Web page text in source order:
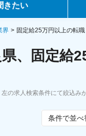
きたい
界 固定給25万円以上の転
、固定給
の求人検索条件にて絞込みが
条件で並べ